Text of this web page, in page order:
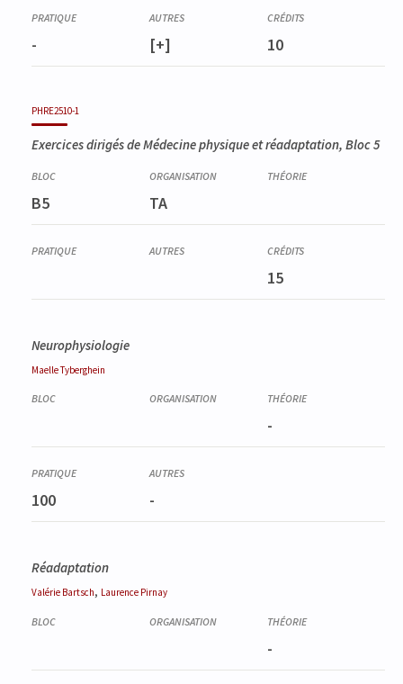
- [+] 10
PHRE2510-1
Exercices dirigés de Médecine physique et réadaptation, Bloc 5
B5 TA
15
Neurophysiologie
MaelleTyberghein
-
100 -
Réadaptation
Valérie Bartsch, Laurence Pirnay
-